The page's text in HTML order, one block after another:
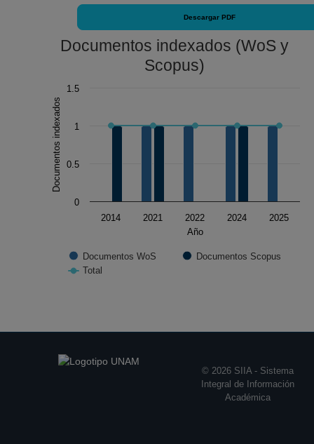
Descargar PDF
Documentos indexados (WoS y
Scopus)
Chart
Combination chart with 3 data series.
The chart has 1 X axis displaying Año.
The chart has 1 Y axis displaying Documentos
Año
Documentos indexados
Documentos WoS
Documentos Scopus
Total
2014 2021 2022 2024 2025
0
0.5
1
1.5
© 2026 SIIA - Sistema
Integral de Información
Académica